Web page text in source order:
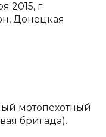
2015, г.
Донецкая
мотопехотный
бригада).